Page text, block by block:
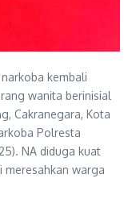
kembali
wanita berinisial
Cakranegara, Kota
Polresta
NA diduga kuat
meresahkan warga